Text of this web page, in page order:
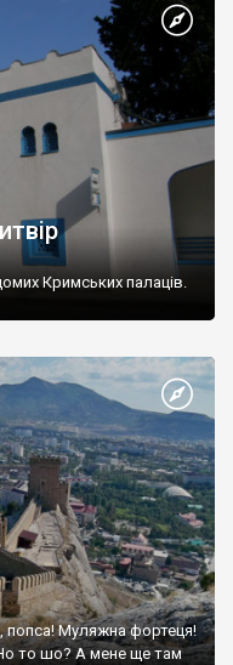
Кримських палаців.
попса! Муляжна фортеця!
то шо? А мене ще там